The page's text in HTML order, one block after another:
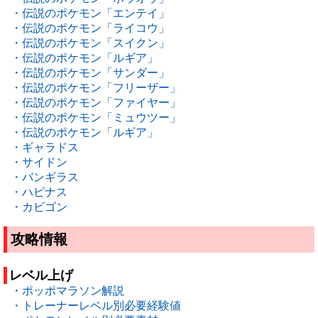
・伝説のポケモン「エンテイ」
・伝説のポケモン「ライコウ」
・伝説のポケモン「スイクン」
・伝説のポケモン「ルギア」
・伝説のポケモン「サンダー」
・伝説のポケモン「フリーザー」
・伝説のポケモン「ファイヤー」
・伝説のポケモン「ミュウツー」
・伝説のポケモン「ルギア」
・ギャラドス
・サイドン
・バンギラス
・ハピナス
・カビゴン
攻略情報
レベル上げ
・ポッポマラソン解説
・トレーナーレベル別必要経験値